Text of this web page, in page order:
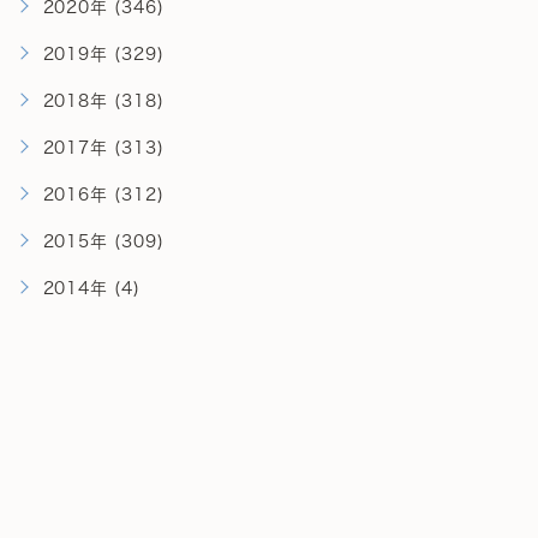
2020年 (346)
2019年 (329)
2018年 (318)
2017年 (313)
2016年 (312)
2015年 (309)
2014年 (4)